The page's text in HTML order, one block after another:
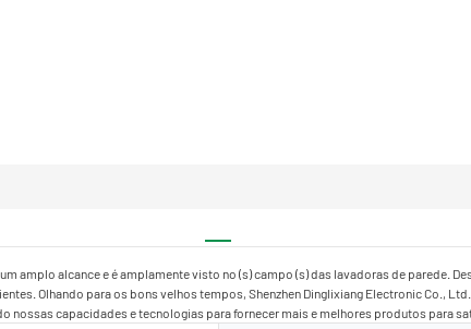
alcance e é amplamente visto no (s) campo (s) das lavadoras de parede.
Olhando para os bons velhos tempos, Shenzhen Dinglixiang Electronic Co.,
capacidades e tecnologias para fornecer mais e melhores produtos para